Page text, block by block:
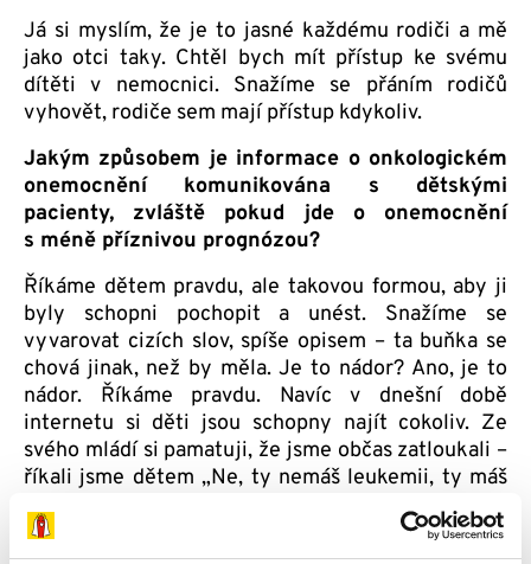
Já si myslím, že je to jasné každému rodiči a mě
jako otci taky. Chtěl bych mít přístup ke svému
dítěti v nemocnici. Snažíme se přáním rodičů
vyhovět, rodiče sem mají přístup kdykoliv.
Jakým způsobem je informace o onkologickém
onemocnění komunikována s dětskými
pacienty, zvláště pokud jde o onemocnění
s méně příznivou prognózou?
Říkáme dětem pravdu, ale takovou formou, aby ji
byly schopni pochopit a unést. Snažíme se
vyvarovat cizích slov, spíše opisem – ta buňka se
chová jinak, než by měla. Je to nádor? Ano, je to
nádor. Říkáme pravdu. Navíc v dnešní době
internetu si děti jsou schopny najít cokoliv. Ze
svého mládí si pamatuji, že jsme občas zatloukali –
říkali jsme dětem „Ne, ty nemáš leukemii, ty máš
zánět“, když se ptali „A proč nemám vlasy?“
odpovídali jsme „No to taky někdy u zánětu může